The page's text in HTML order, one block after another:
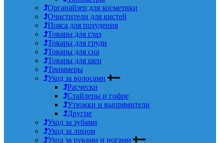
Органайзер для косметики
Очистители для кистей
Пояса для похудения
Товары для глаз
Товары для груди
Товары для сна
Товары для шеи
Триммеры
Уход за волосами
Расчески
Стайлеры и гофре
Утюжки и выпрямители
Другие
Уход за зубами
Уход за лицом
Уход за руками и ногами